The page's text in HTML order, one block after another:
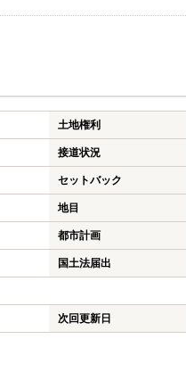
土地権利
接道状況
セットバック
地目
都市計画
国土法届出
次回更新日